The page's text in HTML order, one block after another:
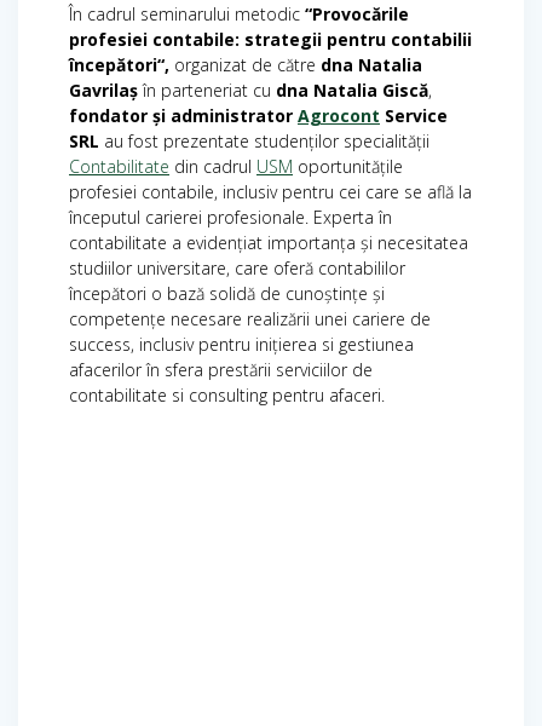
În cadrul seminarului metodic “Provocările
profesiei contabile: strategii pentru contabilii
începători“, organizat de către dna Natalia
Gavrilașîn parteneriat cu dna Natalia Giscă,
fondator și administrator Agrocont Service
SRL au fost prezentate studenților specialității
Contabilitate din cadrul USM oportunitățile
profesiei contabile, inclusiv pentru cei care se află la
începutul carierei profesionale. Experta în
contabilitate a evidențiat importanța și necesitatea
studiilor universitare, care oferă contabililor
începători o bază solidă de cunoștințe și
competențe necesare realizării unei cariere de
success, inclusiv pentru inițierea si gestiunea
afacerilor în sfera prestării serviciilor de
contabilitate si consulting pentru afaceri.